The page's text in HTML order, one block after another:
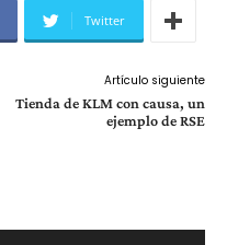
Twitter
Artículo siguiente
Tienda de KLM con causa, un
ejemplo de RSE